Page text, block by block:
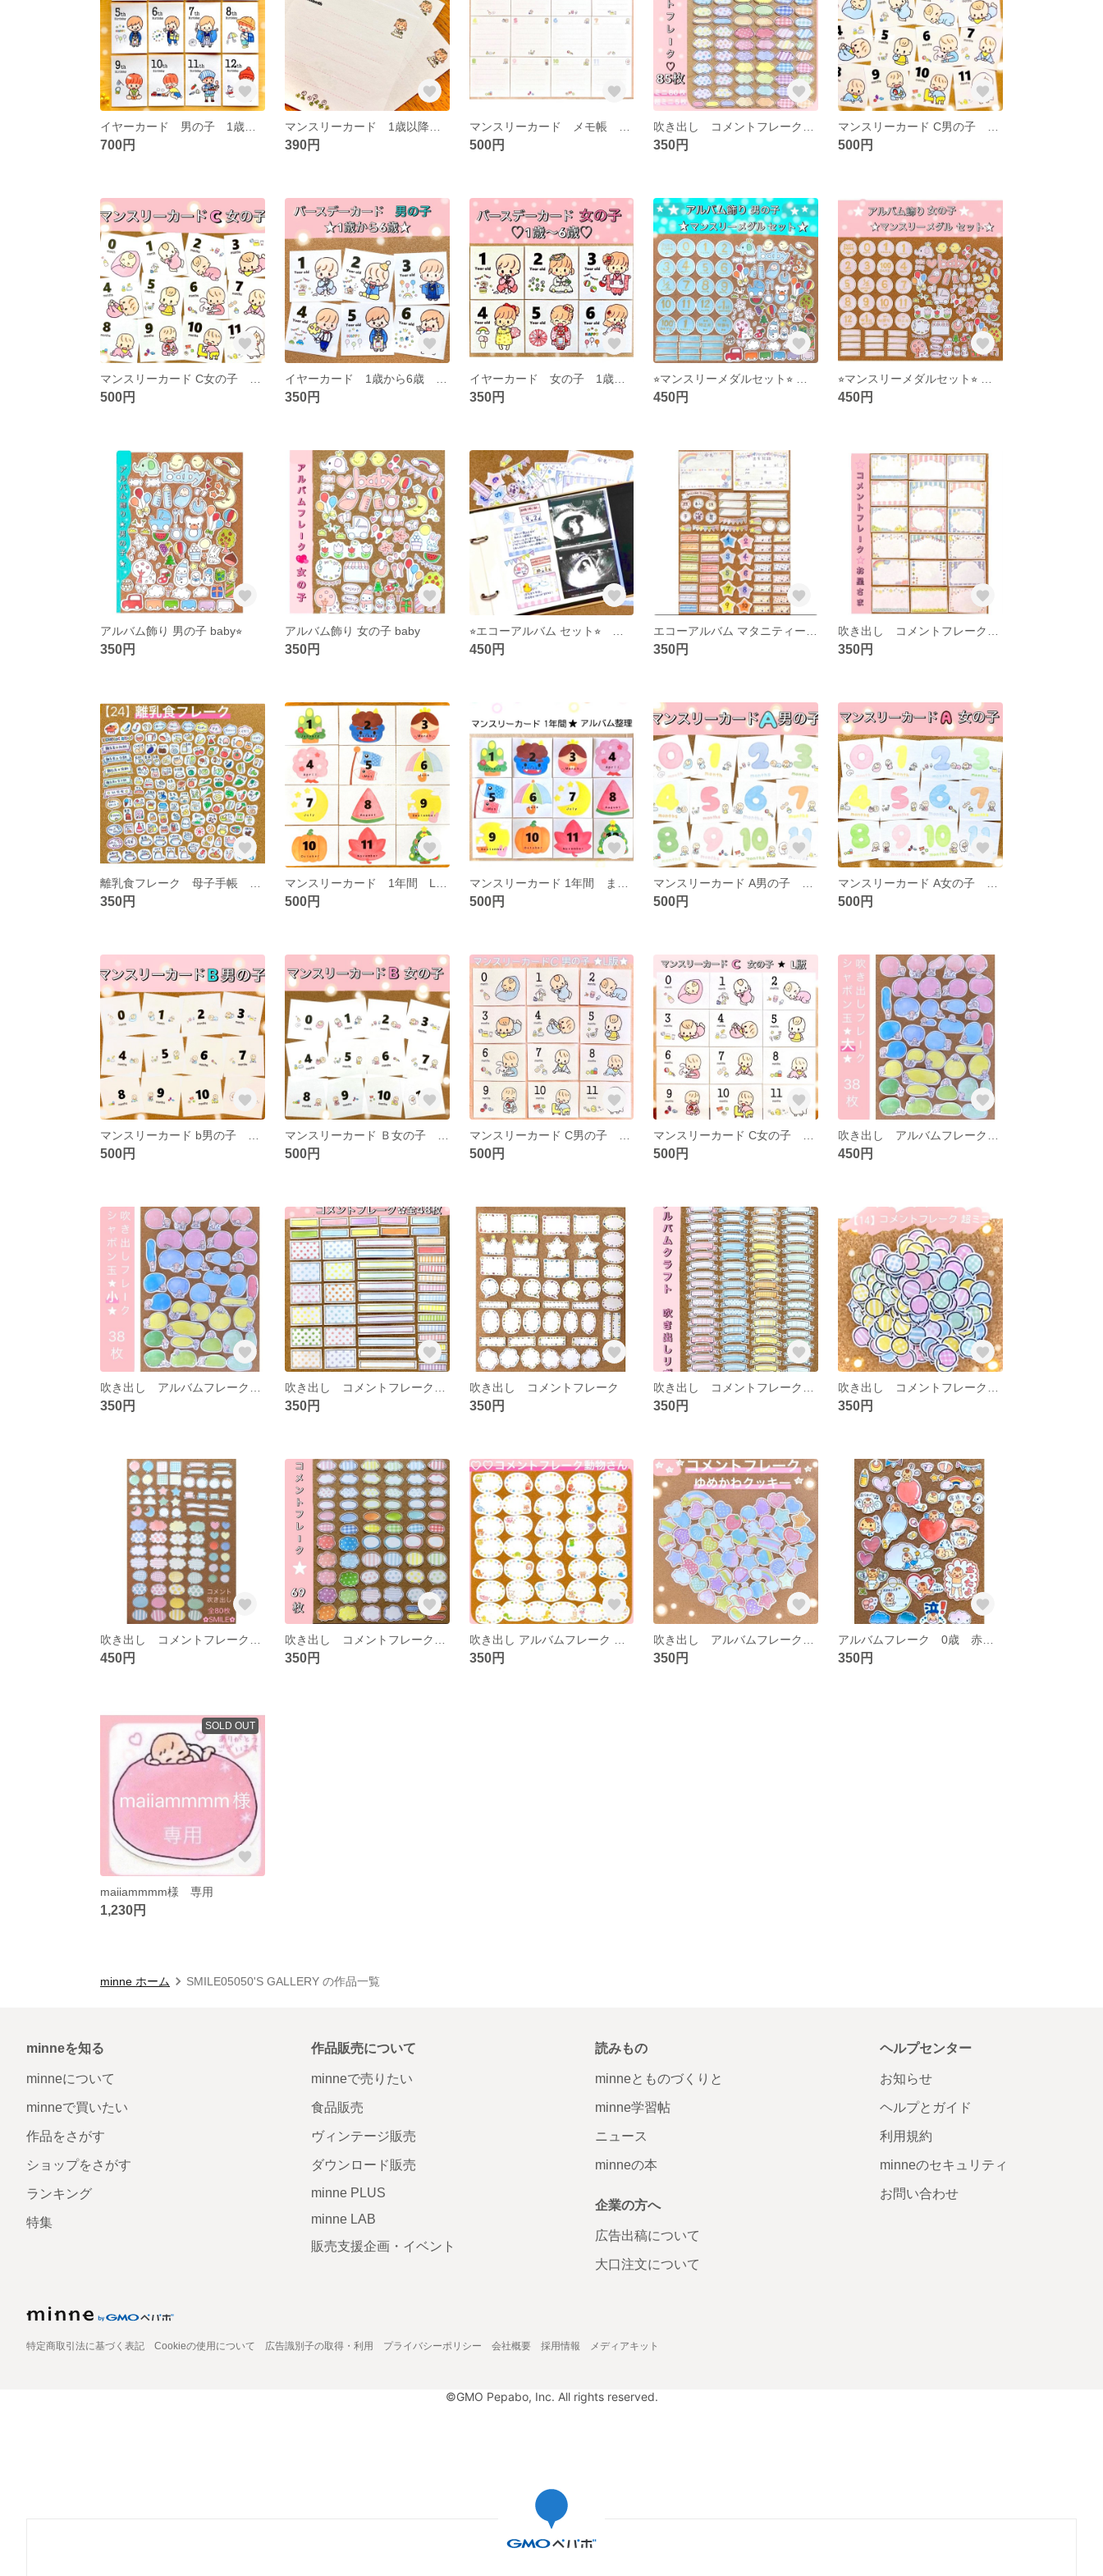
700円 390円 500円 350円 500円
500円 350円
イヤーカード 女の子 1歳から6歳
350円 450円 450円
アルバム飾り 男の子 baby⭐︎
350円
アルバム飾り 女の子 baby
350円 450円 350円 350円
350円 500円 500円 500円 500円
500円 500円 500円 500円 450円
350円 350円
吹き出し コメントフレーク
350円 350円 350円
450円 350円 350円 350円 350円
SOLD OUT
maiiammmm様 専用
1,230円
minne ホーム SMILE05050'S GALLERY の作品一覧
minneを知る
minneについて
minneで買いたい
作品をさがす
ショップをさがす
ランキング
特集
作品販売について
minneで売りたい
食品販売
ヴィンテージ販売
ダウンロード販売
minne PLUS
minne LAB
販売支援企画・イベント
読みもの
minneとものづくりと
minne学習帖
ニュース
minneの本
企業の方へ
広告出稿について
大口注文について
ヘルプセンター
お知らせ
ヘルプとガイド
利用規約
minneのセキュリティ
お問い合わせ
特定商取引法に基づく表記 Cookieの使用について 広告識別子の取得・利用 プライバシーポリシー 会社概要 採用情報 メディアキット
©GMO Pepabo, Inc. All rights reserved.